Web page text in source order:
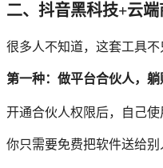
二、抖音黑科技+云
很多人不知道，这套工具
第一种：做平台合伙人，
开通合伙人权限后，自己使
你只需要免费把软件送给别